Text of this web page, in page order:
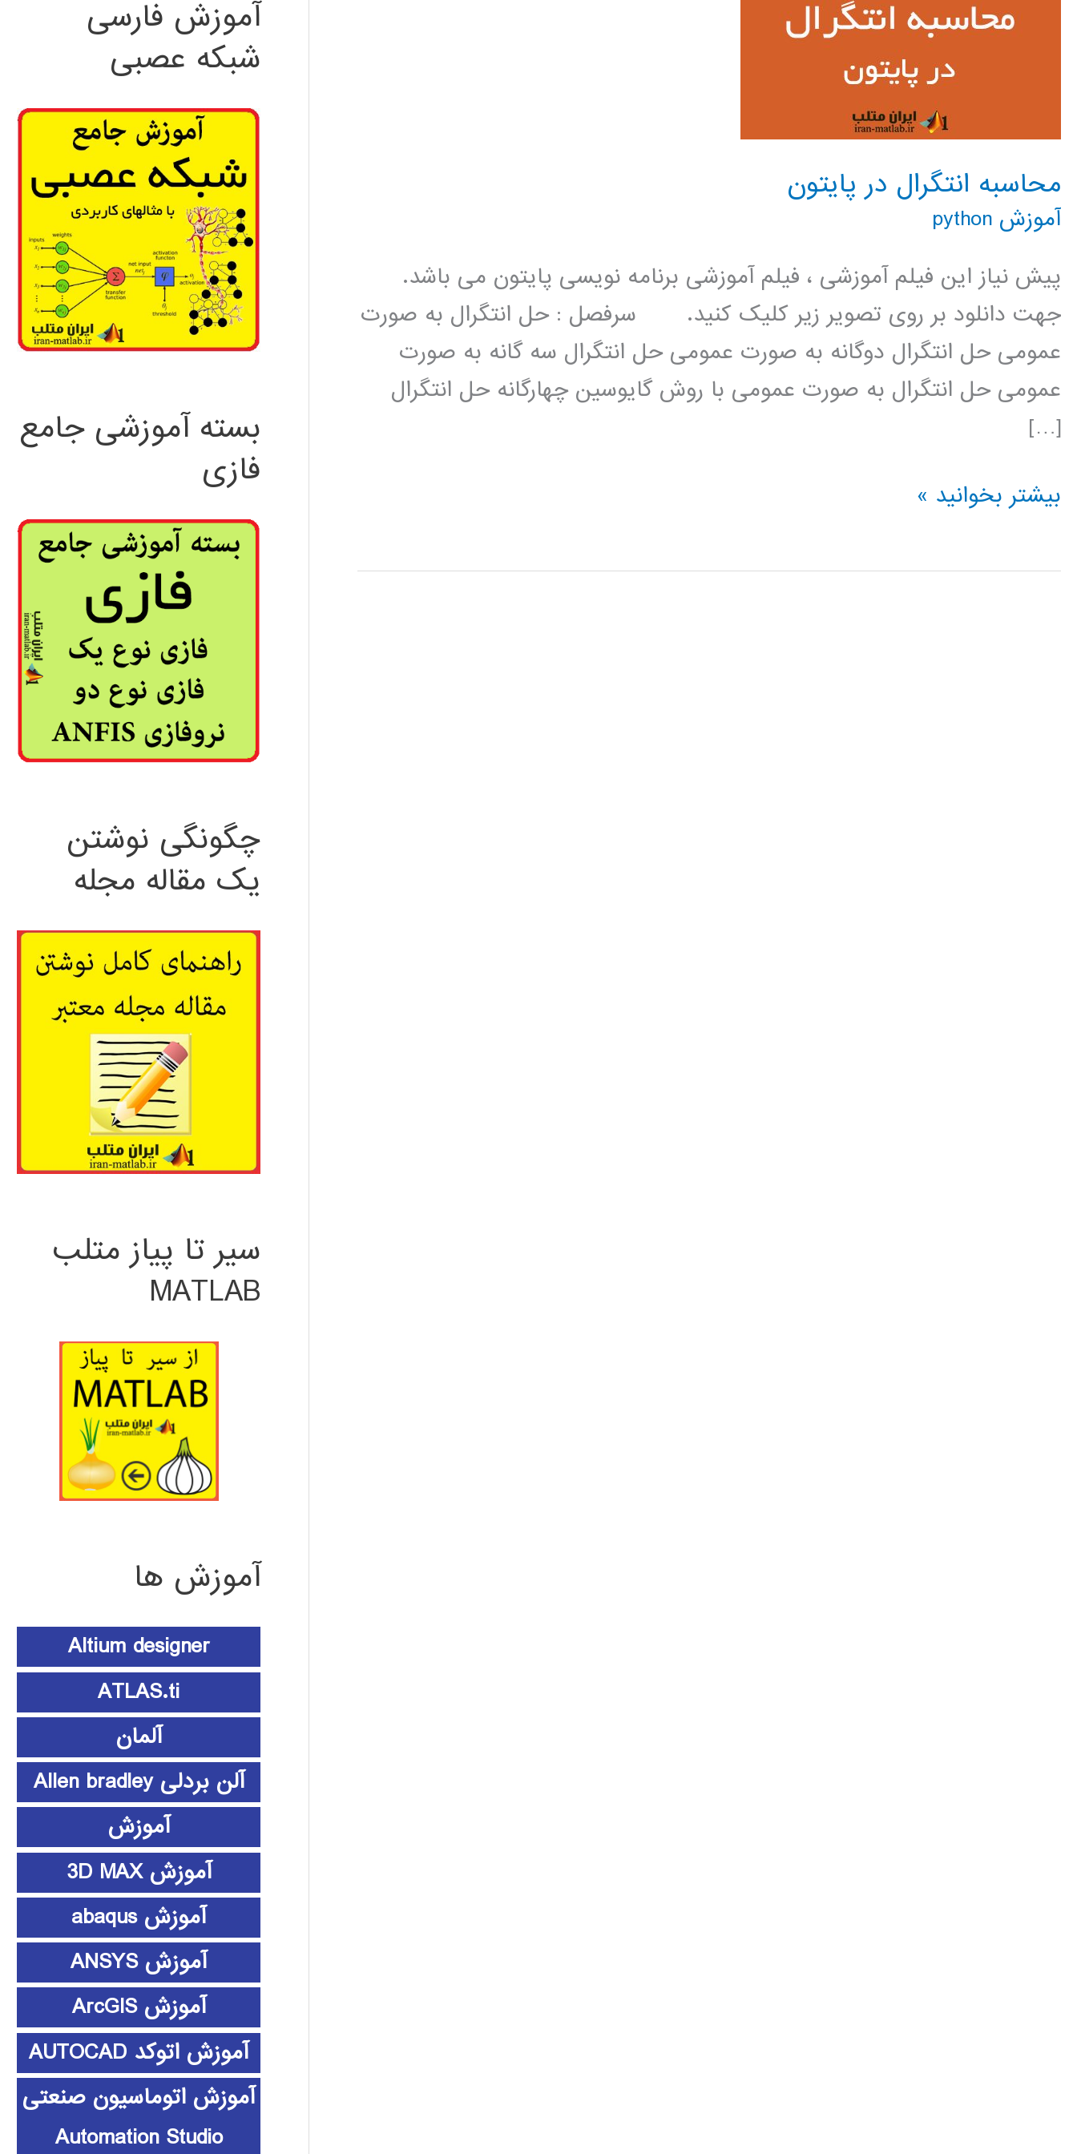
محاسبه انتگرال در پایتون
آموزش python
پیش نیاز این فیلم آموزشی ، فیلم آموزشی برنامه نویسی پایتون می باشد.
جهت دانلود بر روی تصویر زیر کلیک کنید. سرفصل : حل انتگرال به صورت
عمومی حل انتگرال دوگانه به صورت عمومی حل انتگرال سه گانه به صورت
عمومی حل انتگرال به صورت عمومی با روش گایوسین چهارگانه حل انتگرال
[…]
محاسبه
در
بیشتر بخوانید »
آموزش فارسی
شبکه عصبی
بسته آموزشی جامع
فازی
چگونگی نوشتن
یک مقاله مجله
سیر تا پیاز متلب
MATLAB
آموزش ها
Altium designer
ATLAS.ti
آلمان
آلن بردلی Allen bradley
آموزش
آموزش 3D MAX
آموزش abaqus
آموزش ANSYS
آموزش ArcGIS
آموزش اتوکد AUTOCAD
آموزش اتوماسیون صنعتی
Automation Studio